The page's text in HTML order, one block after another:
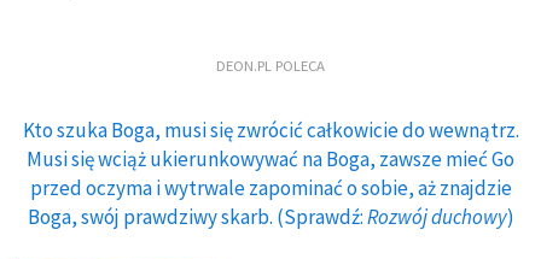
DEON.PL POLECA
Kto szuka Boga, musi się zwrócić całkowicie do wewnątrz.
Musi się wciąż ukierunkowywać na Boga, zawsze mieć Go
przed oczyma i wytrwale zapominać o sobie, aż znajdzie
Boga, swój prawdziwy skarb. (Sprawdź:Rozwój duchowy)